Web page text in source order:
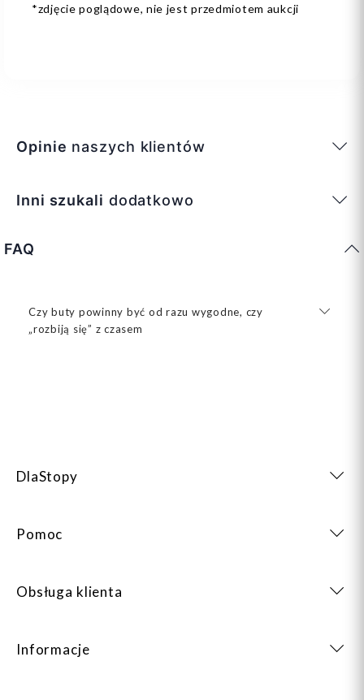
*zdjęcie poglądowe, nie jest przedmiotem aukcji
Opinie naszych klientów
Inni szukali dodatkowo
FAQ
Czy buty powinny być od razu wygodne, czy
„rozbiją się” z czasem
DlaStopy
Pomoc
Obsługa klienta
Informacje